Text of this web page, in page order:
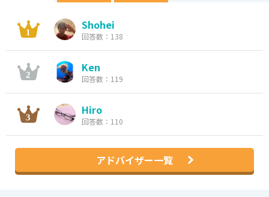
Shohei
回答数：138
Ken
回答数：119
Hiro
回答数：110
アドバイザー一覧